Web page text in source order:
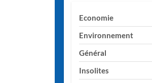
Economie
Environnement
Général
Insolites